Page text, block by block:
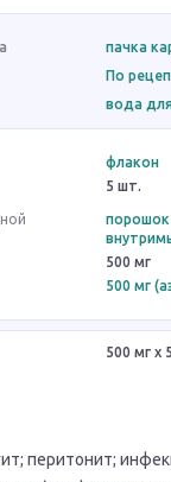
пачка
По
вода
флакон
5 шт.
порошок
500 мг
500 мг
500 мг x
перитонит;